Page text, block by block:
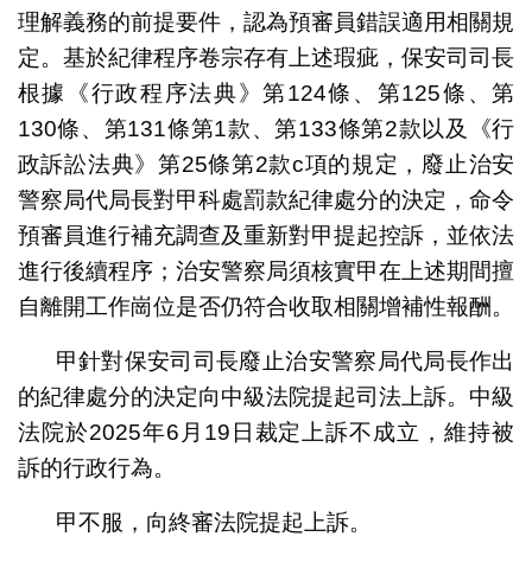
理解義務的前提要件，認為預審員錯誤適用相關規
定。基於紀律程序卷宗存有上述瑕疵，保安司司長
根據《行政程序法典》第124條、第125條、第
130條、第131條第1款、第133條第2款以及《行
政訴訟法典》第25條第2款c項的規定，廢止治安
警察局代局長對甲科處罰款紀律處分的決定，命令
預審員進行補充調查及重新對甲提起控訴，並依法
進行後續程序；治安警察局須核實甲在上述期間擅
自離開工作崗位是否仍符合收取相關增補性報酬。
甲針對保安司司長廢止治安警察局代局長作出
的紀律處分的決定向中級法院提起司法上訴。中級
法院於2025年6月19日裁定上訴不成立，維持被
訴的行政行為。
甲不服，向終審法院提起上訴。